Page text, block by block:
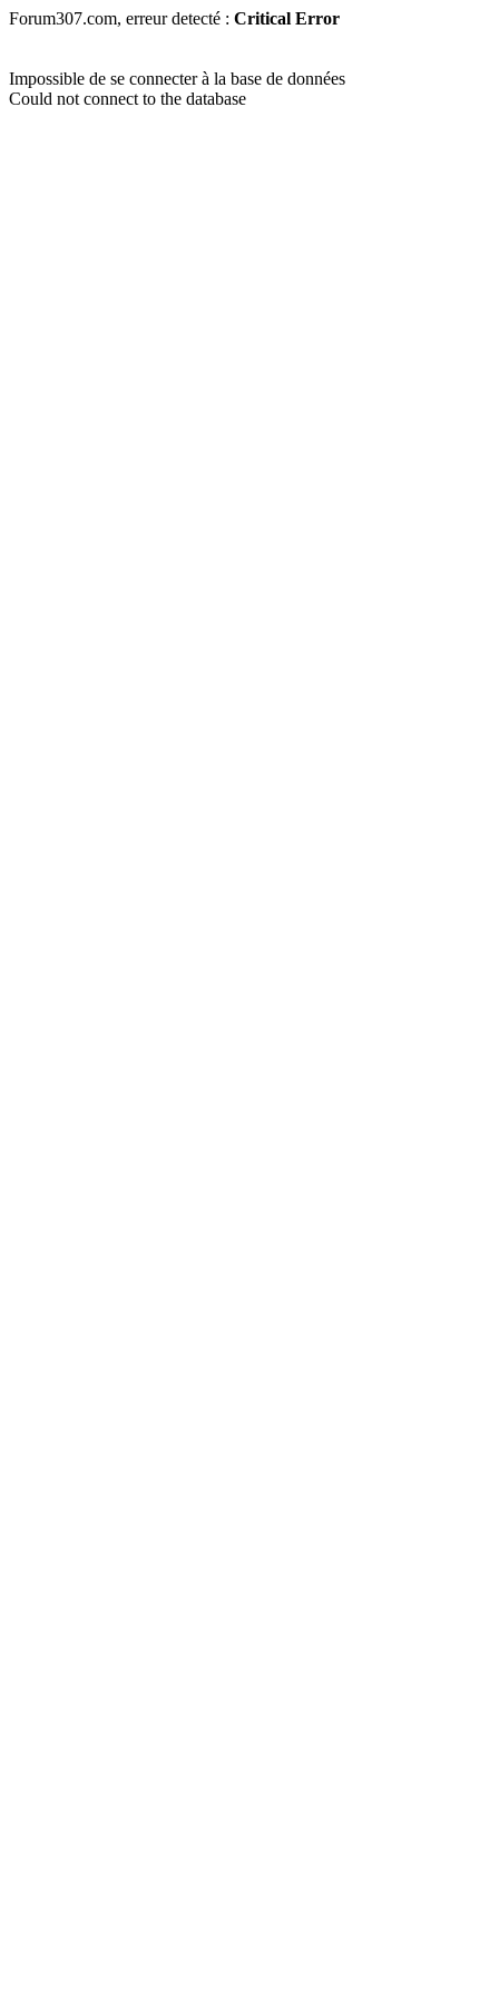
Forum307.com, erreur detecté : Critical Error
Impossible de se connecter à la base de données
Could not connect to the database